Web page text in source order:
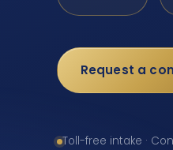
Request a
Toll-free intake ·